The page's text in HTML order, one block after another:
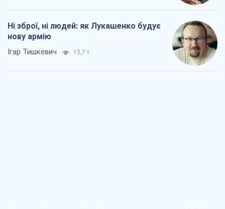
Ні зброї, ні людей: як Лукашенко будує
нову армію
Ігар Тишкевич 13,7 т.